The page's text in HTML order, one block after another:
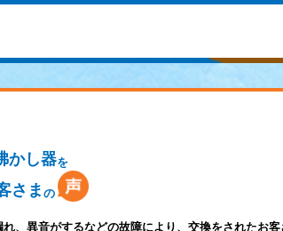
かし器を
さま の
、異音がするなどの故障により、交換をされたお客